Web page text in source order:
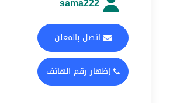
اتصل بالمعلن
إظهار رقم الهاتف